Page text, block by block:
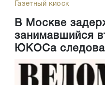
Газетный киоск
В Москве
занимавшийся
ЮКОСа